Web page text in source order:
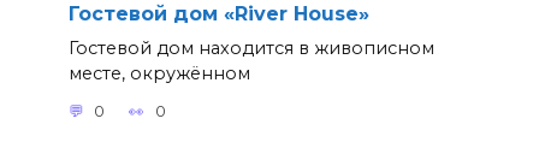
Гостевой дом «River House»
Гостевой дом находится в живописном
месте, окружённом
0 0